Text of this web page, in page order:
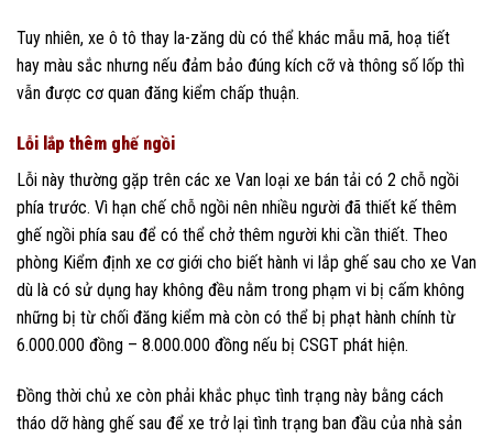
Tuy nhiên, xe ô tô thay la-zăng dù có thể khác mẫu mã, hoạ tiết
hay màu sắc nhưng nếu đảm bảo đúng kích cỡ và thông số lốp thì
vẫn được cơ quan đăng kiểm chấp thuận.
Lỗi lắp thêm ghế ngồi
Lỗi này thường gặp trên các xe Van loại xe bán tải có 2 chỗ ngồi
phía trước. Vì hạn chế chỗ ngồi nên nhiều người đã thiết kế thêm
ghế ngồi phía sau để có thể chở thêm người khi cần thiết. Theo
phòng Kiểm định xe cơ giới cho biết hành vi lắp ghế sau cho xe Van
dù là có sử dụng hay không đều nằm trong phạm vi bị cấm không
những bị từ chối đăng kiểm mà còn có thể bị phạt hành chính từ
6.000.000 đồng – 8.000.000 đồng nếu bị CSGT phát hiện.
Đồng thời chủ xe còn phải khắc phục tình trạng này bằng cách
tháo dỡ hàng ghế sau để xe trở lại tình trạng ban đầu của nhà sản